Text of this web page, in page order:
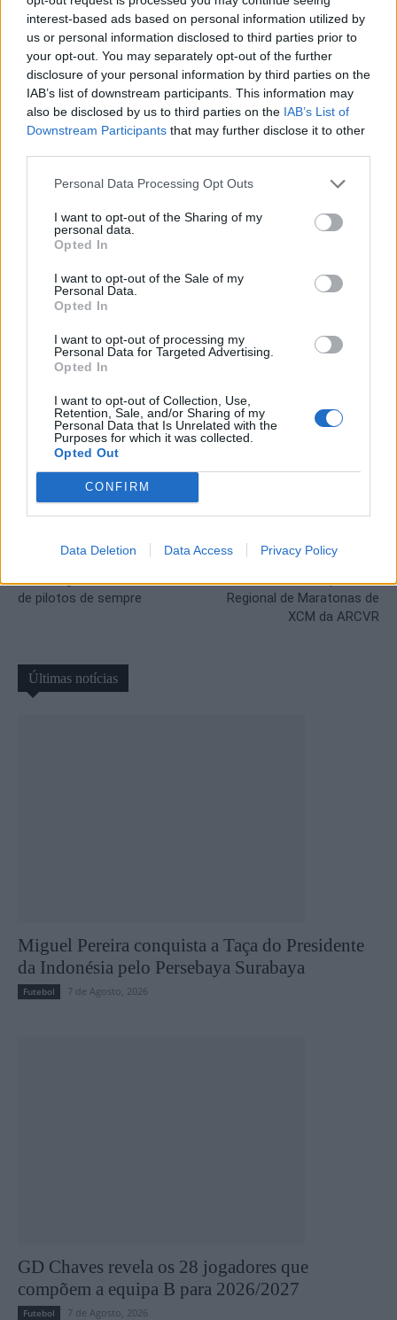
interest-based ads based on personal information utilized by
us or personal information disclosed to third parties prior to
your opt-out. You may separately opt-out of the further
disclosure of your personal information by third parties on the
IAB’s list of downstream participants. This information may
also be disclosed by us to third parties on the IAB’s List of
Downstream Participants that may further disclose it to other
Personal Data Processing Opt Outs
I want to opt-out of the Sharing of my
personal data.
Opted In
I want to opt-out of the Sale of my
Personal Data.
Opted In
I want to opt-out of processing my
Personal Data for Targeted Advertising.
Opted In
I want to opt-out of Collection, Use,
Retention, Sale, and/or Sharing of my
Personal Data that Is Unrelated with the
Purposes for which it was collected.
Opted Out
CONFIRM
Data Deletion Data Access Privacy Policy
passaram também pelo Pavilhão dos Desportos, onde mostraram
que a prática de atividade física não tem limite de idade.
As crianças voltaram a ter um espaço inteiramente a elas
dedicado onde ocuparam de forma divertida e pedagógica o seu
tempo, enquanto os adultos participavam nos workshops e
masterclasses, para além de múltiplas atividades de dança e
classes temáticas vocacionadas para esta faixa etária.
A VI Convenção de Fitness repetiu o sucesso das edições
anteriores, pelo que o Município agradece a colaboração de
todas as entidades envolvidas e reconhece que este sucesso se
deve, também, em grande medida, à vivacidade das academias e
que contribuem para um estilo de vida mais saudável.
Mundial de Rallycross de
Montalegre com melhor lista
de pilotos de sempre
Ribeira de Pena recebeu 4ª
Prova do Campeonato
Regional de Maratonas de
XCM da ARCVR
Últimas notícias
Miguel Pereira conquista a Taça do Presidente
da Indonésia pelo Persebaya Surabaya
Futebol 7 de Agosto, 2026
GD Chaves revela os 28 jogadores que
compõem a equipa B para 2026/2027
Futebol 7 de Agosto, 2026